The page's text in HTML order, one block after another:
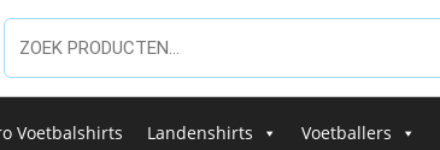
Voetbalshirts Landenshirts Voetballers